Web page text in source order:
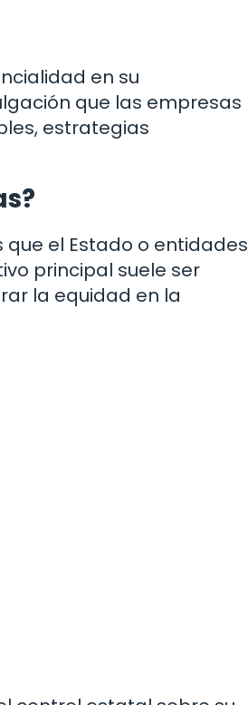
en su
que las empresas
estrategias
el Estado o entidades
principal suele ser
la equidad en la